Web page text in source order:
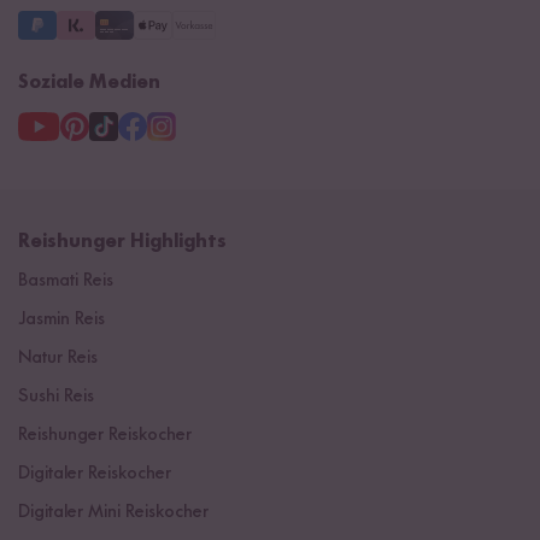
Soziale Medien
Reishunger Highlights
Basmati Reis
Jasmin Reis
Natur Reis
Sushi Reis
Reishunger Reiskocher
Digitaler Reiskocher
Digitaler Mini Reiskocher